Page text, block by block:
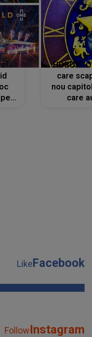
zi.
care
nou
care
LikeFacebook
FollowInstagram